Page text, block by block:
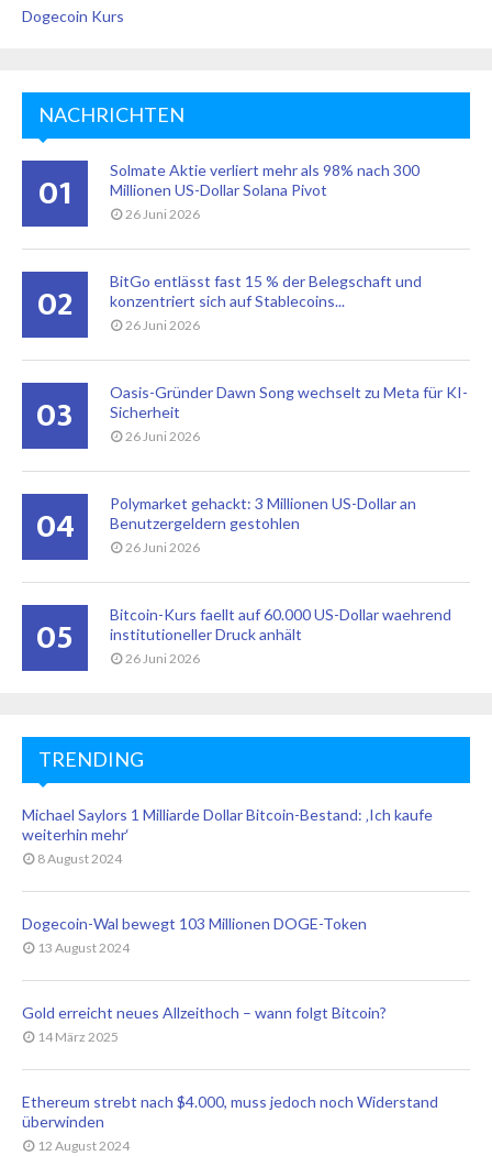
Dogecoin Kurs
NACHRICHTEN
01
Solmate Aktie verliert mehr als 98% nach 300
Millionen US-Dollar Solana Pivot
26 Juni 2026
02
BitGo entlässt fast 15 % der Belegschaft und
konzentriert sich auf Stablecoins...
26 Juni 2026
03
Oasis-Gründer Dawn Song wechselt zu Meta für KI-
Sicherheit
26 Juni 2026
04
Polymarket gehackt: 3 Millionen US-Dollar an
Benutzergeldern gestohlen
26 Juni 2026
05
Bitcoin-Kurs faellt auf 60.000 US-Dollar waehrend
institutioneller Druck anhält
26 Juni 2026
TRENDING
Michael Saylors 1 Milliarde Dollar Bitcoin-Bestand: ‚Ich kaufe
weiterhin mehr‘
8 August 2024
Dogecoin-Wal bewegt 103 Millionen DOGE-Token
13 August 2024
Gold erreicht neues Allzeithoch – wann folgt Bitcoin?
14 März 2025
Ethereum strebt nach $4.000, muss jedoch noch Widerstand
überwinden
12 August 2024